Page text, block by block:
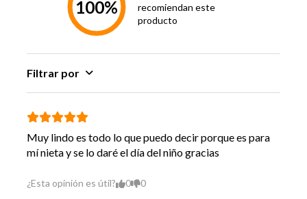
Hecho en Corea
100%
recomiendan este
producto
Filtrar por
Muy lindo es todo lo que puedo decir porque es para
mí nieta y se lo daré el día del niño gracias
¿Esta opinión es útil? 0 0